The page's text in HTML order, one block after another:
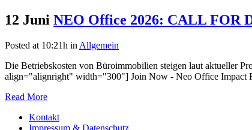
12 Juni NEO Office 2026: CALL FOR
Posted at 10:21h in Allgemein
Die Betriebskosten von Büroimmobilien steigen laut aktueller
align="alignright" width="300"] Join Now - Neo Office Impact
Read More
Kontakt
Impressum & Datenschutz